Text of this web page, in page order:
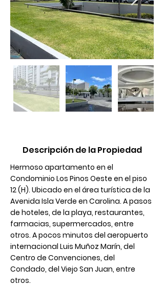
Descripción de la Propiedad
Hermoso apartamento en el
Condominio Los Pinos Oeste en el piso
12 (H). Ubicado en el área turística de la
Avenida Isla Verde en Carolina. A pasos
de hoteles, de la playa, restaurantes,
farmacias, supermercados, entre
otros. A pocos minutos del aeropuerto
internacional Luis Muñoz Marín, del
Centro de Convenciones, del
Condado, del Viejo San Juan, entre
otros.